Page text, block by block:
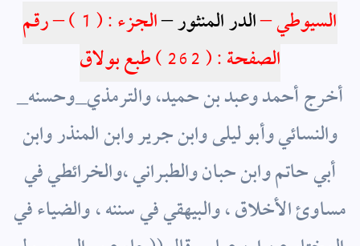
السيوطي–الدر المنثور –
الجزء : ( 1 ) – رقم
الصفحة : ( 262 ) طبع بولاق
أخرج أحمد وعبد بن حميد، والترمذي_وحسنه_
والنسائي وأبو ليلى وابن جرير وابن المنذر وابن
أبي حاتم وابن حبان والطبراني ،والخرائطي في
مساوئ الأخلاق ، والبيهقي في سننه ، والضياء في